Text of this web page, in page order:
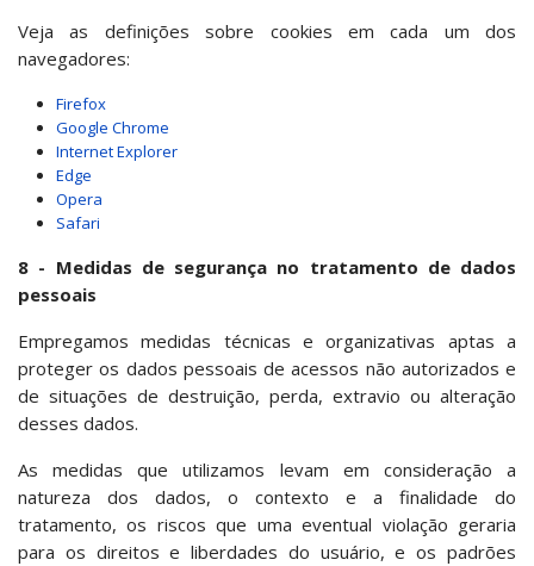
Veja as definições sobre cookies em cada um dos
navegadores:
Firefox
Google Chrome
Internet Explorer
Edge
Opera
Safari
8 - Medidas de segurança no tratamento de dados
pessoais
Empregamos medidas técnicas e organizativas aptas a
proteger os dados pessoais de acessos não autorizados e
de situações de destruição, perda, extravio ou alteração
desses dados.
As medidas que utilizamos levam em consideração a
natureza dos dados, o contexto e a finalidade do
tratamento, os riscos que uma eventual violação geraria
para os direitos e liberdades do usuário, e os padrões